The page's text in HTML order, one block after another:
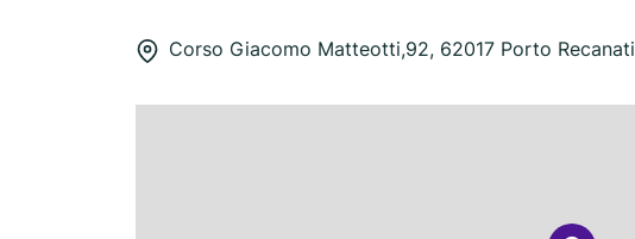
Corso Giacomo Matteotti,92, 62017 Porto Recanati